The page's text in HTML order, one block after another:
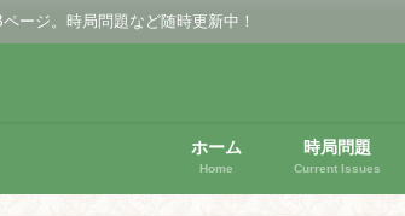
ージ。時局問題など随時更新中！
ホーム
Home
時局問題
Current Issues